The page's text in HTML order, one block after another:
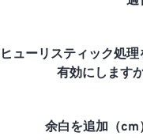
ヒューリスティック処理
有効にします
余白を追加（cm